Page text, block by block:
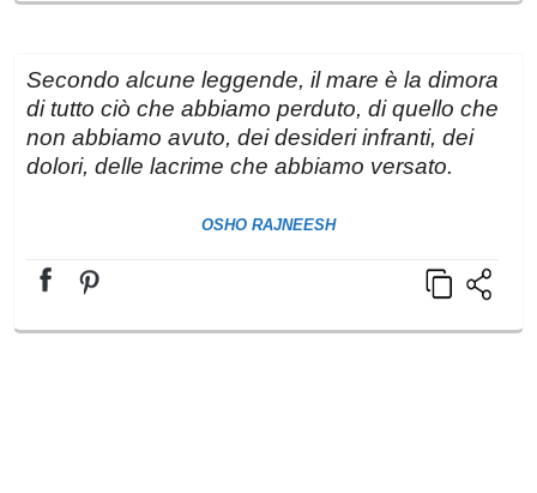
Secondo alcune leggende, il mare è la dimora
di tutto ciò che abbiamo perduto, di quello che
non abbiamo avuto, dei desideri infranti, dei
dolori, delle lacrime che abbiamo versato.
OSHO RAJNEESH